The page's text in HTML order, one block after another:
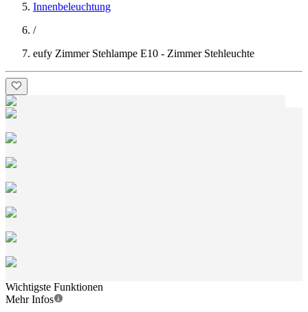
Innenbeleuchtung
/
eufy Zimmer Stehlampe E10 - Zimmer Stehleuchte
Wichtigste Funktionen
Mehr Infos